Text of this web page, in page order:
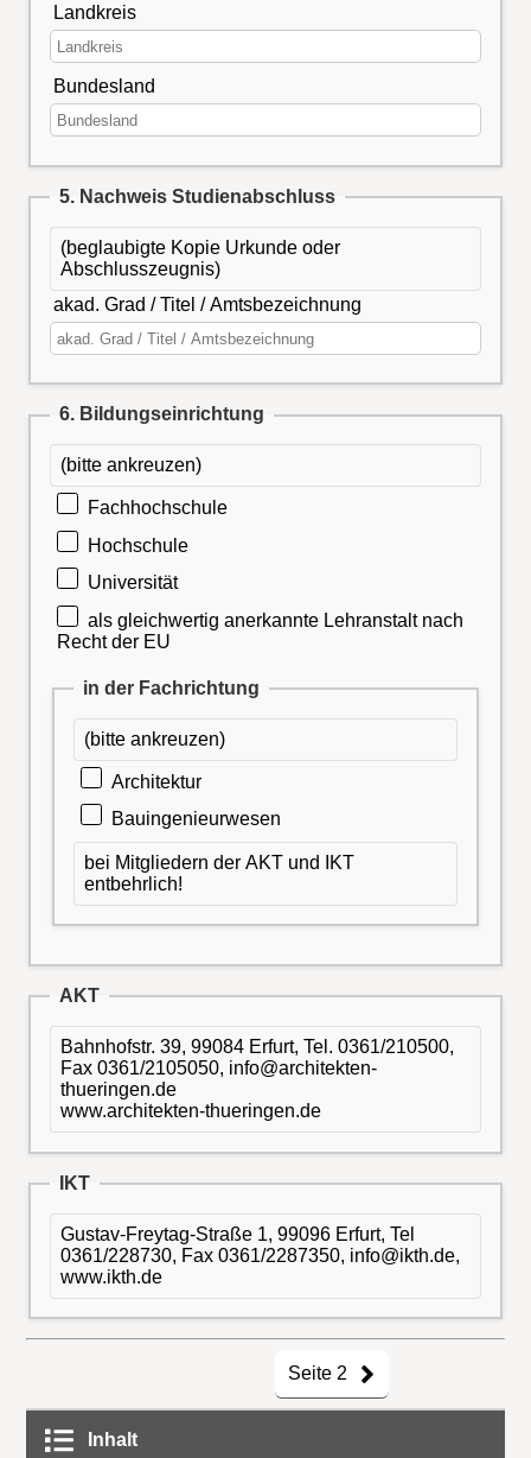
Landkreis
Bundesland
5. Nachweis Studienabschluss
(beglaubigte Kopie Urkunde oder
Abschlusszeugnis)
akad. Grad / Titel / Amtsbezeichnung
6. Bildungseinrichtung
(bitte ankreuzen)
Fachhochschule
Hochschule
Universität
als gleichwertig anerkannte Lehranstalt nach
Recht der EU
in der Fachrichtung
(bitte ankreuzen)
Architektur
Bauingenieurwesen
bei Mitgliedern der AKT und IKT
entbehrlich!
AKT
Bahnhofstr. 39, 99084 Erfurt, Tel. 0361/210500,
Fax 0361/2105050, info@architekten-
thueringen.de
www.architekten-thueringen.de
IKT
Gustav-Freytag-Straße 1, 99096 Erfurt, Tel
0361/228730, Fax 0361/2287350, info@ikth.de,
www.ikth.de
Seite 2
Inhalt